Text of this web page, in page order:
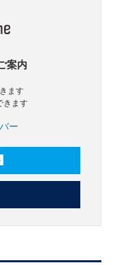
案内
ます
きます
ー